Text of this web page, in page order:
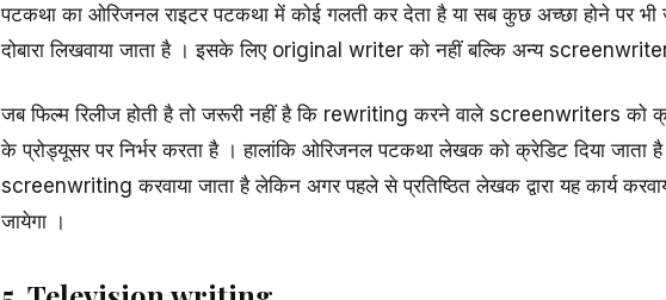
पटकथा का ओरिजनल राइटर पटकथा में कोई गलती कर देता है या सब कुछ अच्छा होने पर
दोबारा लिखवाया जाता है । इसके लिए original writer को नहीं बल्कि अन्य
जब फिल्म रिलीज होती है तो जरूरी नहीं है कि rewriting करने वाले screenwriters को
के प्रोड्यूसर पर निर्भर करता है । हालांकि ओरिजनल पटकथा लेखक को क्रेडिट दिया जाता है
screenwriting करवाया जाता है लेकिन अगर पहले से प्रतिष्ठित लेखक द्वारा यह कार्य
जायेगा ।